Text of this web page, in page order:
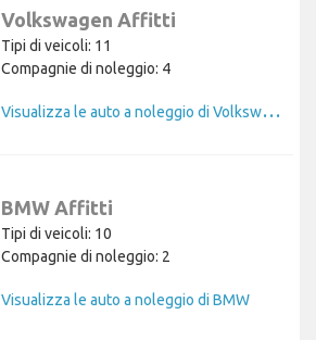
Volkswagen Affitti
Tipi di veicoli: 11
Compagnie di noleggio: 4
V
isualizza le auto a noleggio di Volkswagen
BMW Affitti
Tipi di veicoli: 10
Compagnie di noleggio: 2
Visualizza le auto a noleggio di BMW